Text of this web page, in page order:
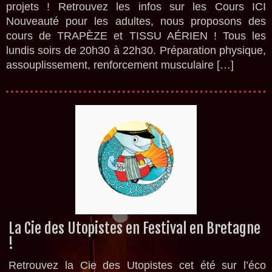
projets ! Retrouvez les infos sur les Cours ICI
Nouveauté pour les adultes, nous proposons des
cours de TRAPÈZE et TISSU AÉRIEN ! Tous les
lundis soirs de 20h30 à 22h30. Préparation physique,
assouplissement, renforcement musculaire […]
La Cie des Utopistes en Festival en Bretagne
!
Retrouvez la Cie des Utopistes cet été sur l’éco